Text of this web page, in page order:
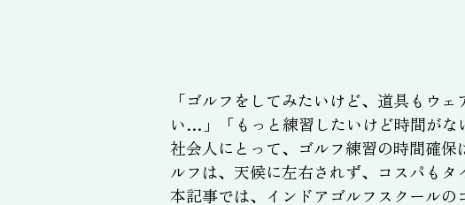
「ゴルフをしてみたいけど、道具もウ
い…」「もっと練習したいけど時間が
社会人にとって、ゴルフ練習の時間確
ルフは、天候に左右されず、コスパも
本記事では、インドアゴルフスクール